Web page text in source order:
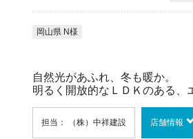
岡山県 N様
自然光があふれ、冬も暖か。
明るく開放的なＬＤＫのある、
担当： （株）中祥建設 店舗情報